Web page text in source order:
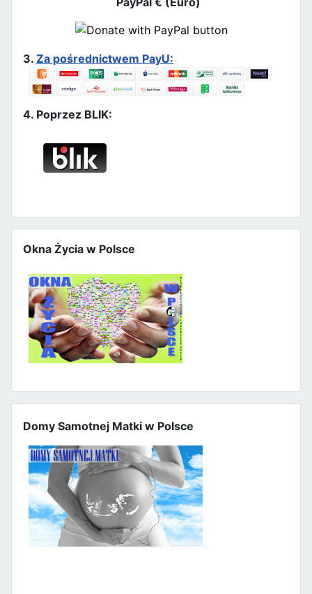
3. Za pośrednictwem PayU:
4. Poprzez BLIK:
Okna Życia w Polsce
Domy Samotnej Matki w Polsce